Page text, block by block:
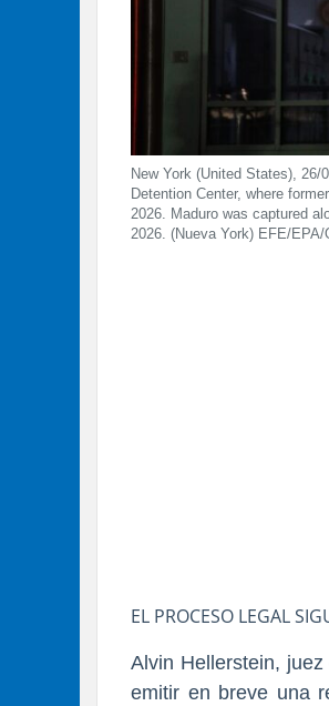
New York (United States),
Detention Center, where
2026. Maduro was captured
2026. (Nueva York) EFE/EPA/
EL PROCESO LEGAL
Alvin Hellerstein,
emitir en breve una